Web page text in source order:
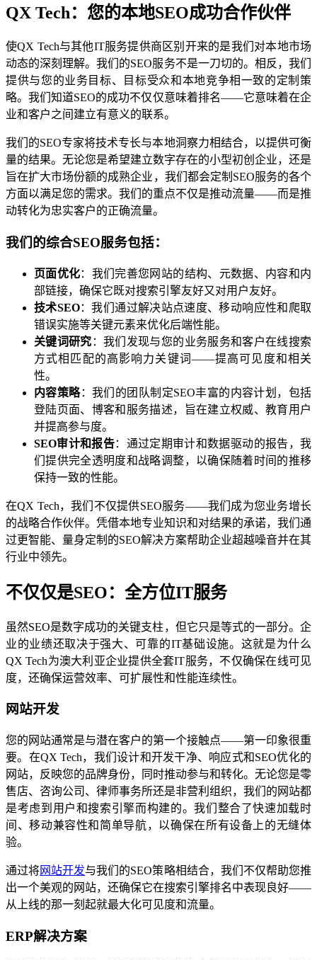
QX Tech：您的本地SEO成功合作伙伴
使QX Tech与其他IT服务提供商区别开来的是我们对本地市场
动态的深刻理解。我们的SEO服务不是一刀切的。相反，我们
提供与您的业务目标、目标受众和本地竞争相一致的定制策
略。我们知道SEO的成功不仅仅意味着排名——它意味着在企
业和客户之间建立有意义的联系。
我们的SEO专家将技术专长与本地洞察力相结合，以提供可衡
量的结果。无论您是希望建立数字存在的小型初创企业，还是
旨在扩大市场份额的成熟企业，我们都会定制SEO服务的各个
方面以满足您的需求。我们的重点不仅是推动流量——而是推
动转化为忠实客户的正确流量。
我们的综合SEO服务包括：
页面优化：我们完善您网站的结构、元数据、内容和内
部链接，确保它既对搜索引擎友好又对用户友好。
技术SEO：我们通过解决站点速度、移动响应性和爬取
错误实施等关键元素来优化后端性能。
关键词研究 ：我们发现与您的业务服务和客户在线搜索
方式相匹配的高影响力关键词——提高可见度和相关
性。
内容策略：我们的团队制定SEO丰富的内容计划，包括
登陆页面、博客和服务描述，旨在建立权威、教育用户
并提高参与度。
SEO审计和报告：通过定期审计和数据驱动的报告，我
们提供完全透明度和战略调整，以确保随着时间的推移
保持一致的性能。
在QX Tech，我们不仅提供SEO服务——我们成为您业务增长
的战略合作伙伴。凭借本地专业知识和对结果的承诺，我们通
过更智能、量身定制的SEO解决方案帮助企业超越噪音并在其
行业中领先。
不仅仅是SEO：全方位IT服务
虽然SEO是数字成功的关键支柱，但它只是等式的一部分。企
业的业绩还取决于强大、可靠的IT基础设施。这就是为什么
QX Tech为澳大利亚企业提供全套IT服务，不仅确保在线可见
度，还确保运营效率、可扩展性和性能连续性。
网站开发
您的网站通常是与潜在客户的第一个接触点——第一印象很重
要。在QX Tech，我们设计和开发干净、响应式和SEO优化的
网站，反映您的品牌身份，同时推动参与和转化。无论您是零
售店、咨询公司、律师事务所还是非营利组织，我们的网站都
是考虑到用户和搜索引擎而构建的。我们整合了快速加载时
间、移动兼容性和简单导航，以确保在所有设备上的无缝体
验。
通过将网站开发与我们的SEO策略相结合，我们不仅帮助您推
出一个美观的网站，还确保它在搜索引擎排名中表现良好——
从上线的那一刻起就最大化可见度和流量。
ERP解决方案